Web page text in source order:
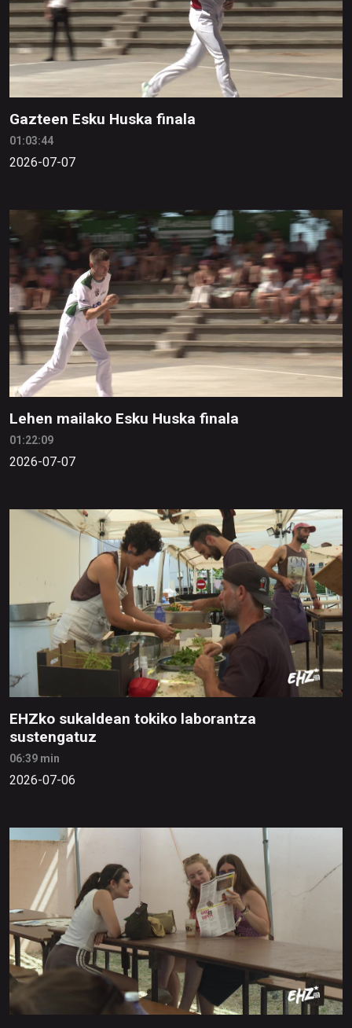
Gazteen Esku Huska finala
01:03:44
2026-07-07
Lehen mailako Esku Huska finala
01:22:09
2026-07-07
EHZko sukaldean tokiko laborantza
sustengatuz
06:39 min
2026-07-06